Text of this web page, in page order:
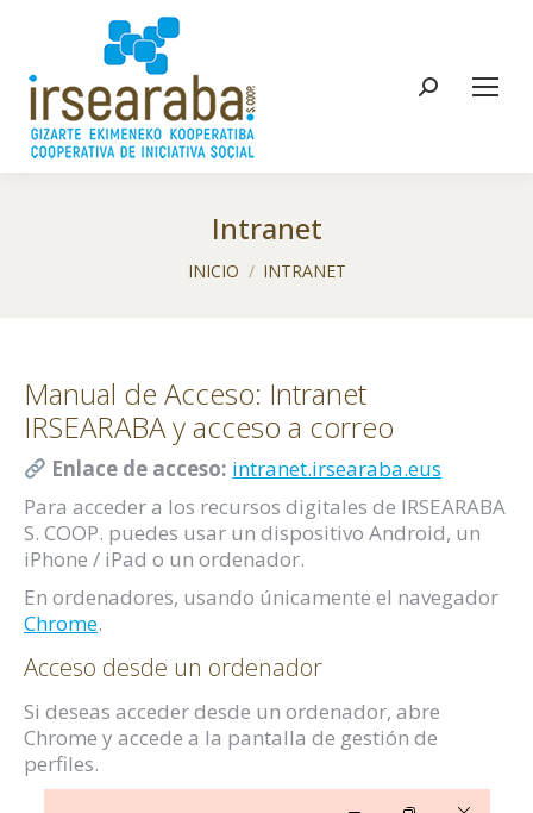
Buscar:
Intranet
Estás aquí:
INICIO INTRANET
Manual de Acceso: Intranet
IRSEARABA y acceso a correo
Enlace de acceso: intranet.irsearaba.eus
Para acceder a los recursos digitales de IRSEARABA
S. COOP. puedes usar un dispositivo Android, un
iPhone / iPad o un ordenador.
En ordenadores, usando únicamente el navegador
Chrome.
Acceso desde un ordenador
Si deseas acceder desde un ordenador, abre
Chrome y accede a la pantalla de gestión de
perfiles.